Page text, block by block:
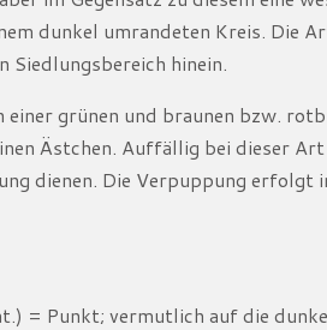
dunkel umrandeten Kreis. Die
Siedlungsbereich hinein.
einer grünen und braunen bzw.
Ästchen. Auffällig bei dieser
dienen. Die Verpuppung erfolgt
= Punkt; vermutlich auf die